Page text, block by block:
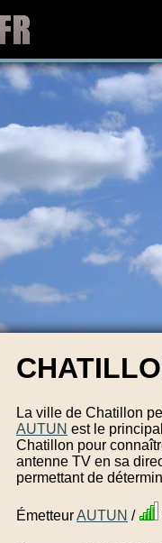
La ville de Chatillon
AUTUN est le
Chatillon pour
antenne TV en sa
permettant de
ÉmetteurAUTUN /